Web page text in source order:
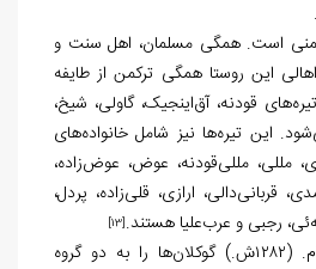
است. همگی مسلمان، اهل سنت و
این روستا همگی ترکمن از طایفه
قودنه، آق‌اینجیک، گاولی، شیخ،
این تیره‌ها نیز شامل خانواده‌های
مللی، مللی‌قودنه، عوض، عوض‌زاده،
قربانی‌دالی، ارازی، قلی‌زاده، پردل،
رجبی و عرب‌علیا هستند.[13]
قورخانچی در سال ۱۹۰۳م. (۱۲۸۲ش.) گوکلان‌ها را به دو گروه